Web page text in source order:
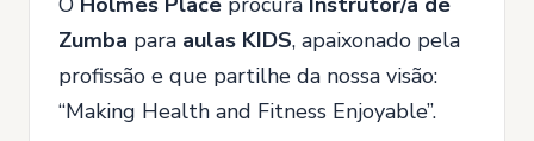
Zumba para aulas KIDS, apaixonado pela
profissão e que partilhe da nossa visão:
“Making Health and Fitness Enjoyable”.